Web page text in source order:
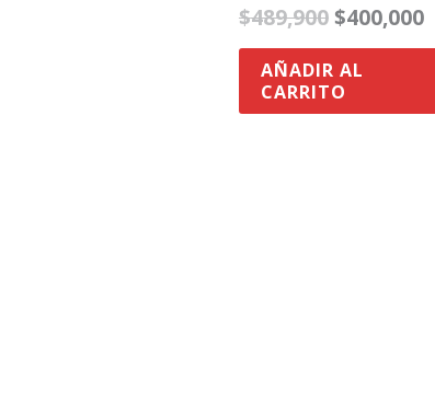
$489,900 $400,000
AÑADIR AL
CARRITO